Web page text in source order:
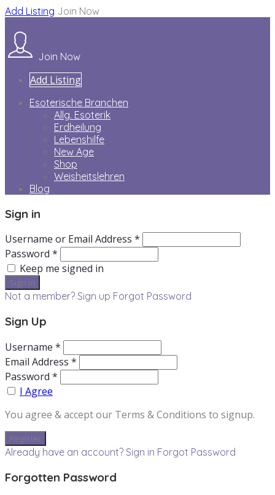
Add Listing Join Now
Join Now
Add Listing
Esoterische Branchen
Allg. Esoterik
Erdheilung
Lebenshilfe
New Age
Shop
Weisheitslehren
Blog
Sign in
Username or Email Address *
Password *
Keep me signed in
Not a member? Sign up Forgot Password
Sign Up
Username *
Email Address *
Password *
I Agree
You agree & accept our Terms & Conditions to signup.
Already have an account? Sign in Forgot Password
Forgotten Password